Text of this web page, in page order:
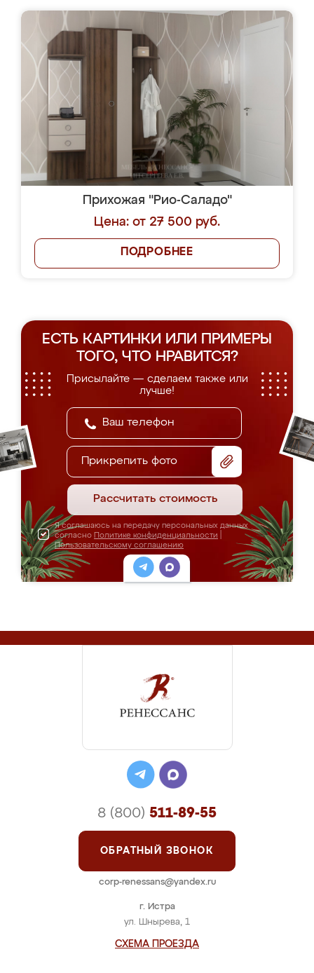
Прихожая "Рио-Саладо"
Цена: от 27 500 руб.
ПОДРОБНЕЕ
ЕСТЬ КАРТИНКИ ИЛИ ПРИМЕРЫ
ТОГО, ЧТО НРАВИТСЯ?
Присылайте — сделаем также или
лучше!
Прикрепить фото
Рассчитать стоимость
Я соглашаюсь на передачу персональных данных
согласно Политике конфиденциальности
Пользовательскому соглашению
г. Истра
ул. Шнырева, 1
СХЕМА ПРОЕЗДА
8 (800) 511-89-55
ОБРАТНЫЙ ЗВОНОК
corp-renessans@yandex.ru